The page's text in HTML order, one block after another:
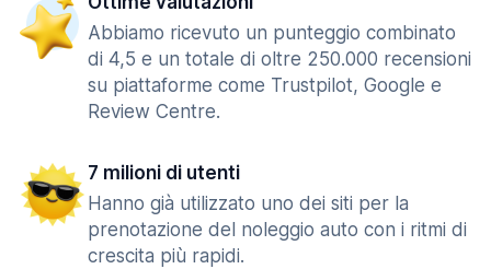
Abbiamo ricevuto un punteggio combinato
di 4,5 e un totale di oltre 250.000 recensioni
su piattaforme come Trustpilot, Google e
Review Centre.
7 milioni di utenti
Hanno già utilizzato uno dei siti per la
prenotazione del noleggio auto con i ritmi di
crescita più rapidi.